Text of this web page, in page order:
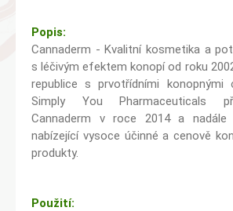
Popis:
Cannaderm - Kvalitní kosmetika a
s léčivým efektem konopí od roku
republice s prvotřídními konopnými
Simply You Pharmaceuticals
Cannaderm v roce 2014 a nadále
nabízející vysoce účinné a cenově
produkty.
Použití: